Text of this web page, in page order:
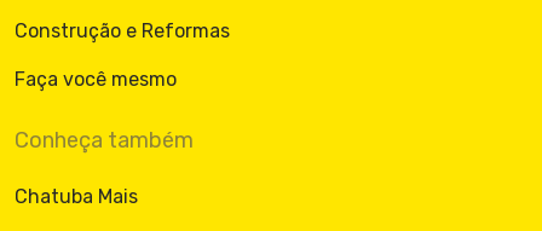
Construção e Reformas
Faça você mesmo
Conheça também
Chatuba Mais